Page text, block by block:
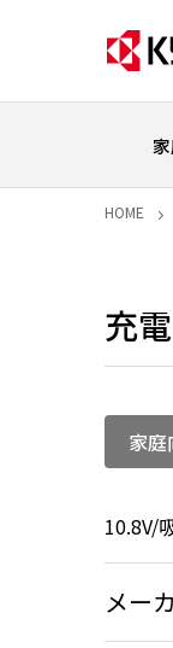
HOME
充
家庭
10.8V/
メー